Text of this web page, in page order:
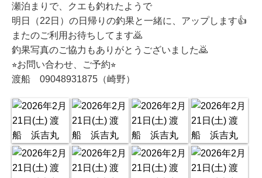
瀬泊まりで、クエも釣れたようで
明日（22日）の日帰りの釣果と一緒に、アップします👍
またのご利用お待ちしてます🙇
釣果写真のご協力もありがとうございました🙇
⭐︎お問い合わせ、ご予約⭐︎
渡船 09048931875（崎野）